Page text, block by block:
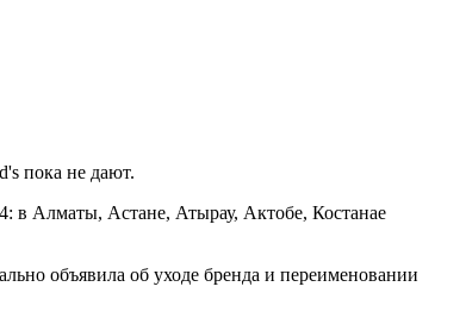
пока не дают.
в Алматы, Астане, Атырау, Актобе, Костанае
объявила об уходе бренда и переименовании